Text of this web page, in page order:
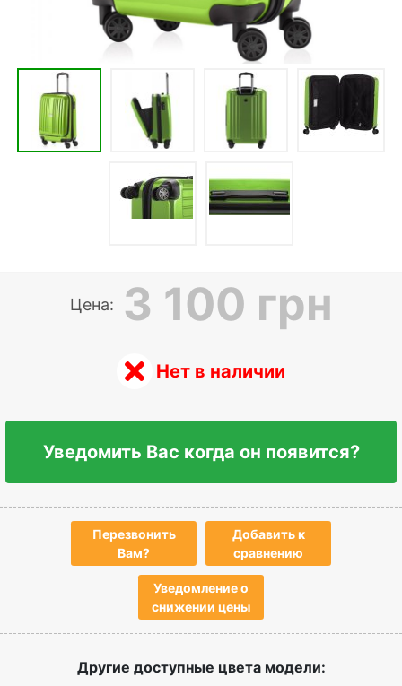
Цена: 3 100 грн
Нет в наличии
Уведомить Вас когда он появится?
Перезвонить
Вам?
Добавить к
сравнению
Уведомление о
снижении цены
Другие доступные цвета модели: